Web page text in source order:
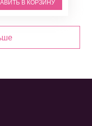
В КОРЗИНУ